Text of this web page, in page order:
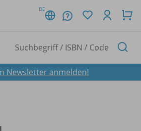
DE
Newsletter anmelden!